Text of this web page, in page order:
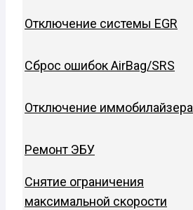
Отключение системы EGR
Сброс ошибок AirBag/SRS
Отключение иммобилайзера
Ремонт ЭБУ
Снятие ограничения
максимальной скорости